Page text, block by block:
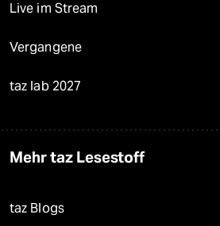
Live im Stream
Vergangene
taz lab 2027
Mehr taz Lesestoff
taz Blogs